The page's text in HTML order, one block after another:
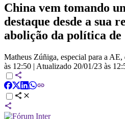
China vem tomando
destaque desde a sua
abolição da política
Matheus Zúñiga, especial para a
às 12:50 | Atualizado 20/01/23 às